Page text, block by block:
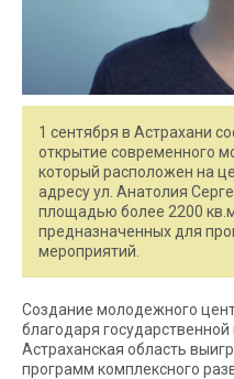
1 сентября в Астрахани
открытие современного
который расположен на
адресу ул. Анатолия
площадью более 2200
предназначенных для
мероприятий.
Создание молодежного
благодаря
Астраханская область
программ комплексного